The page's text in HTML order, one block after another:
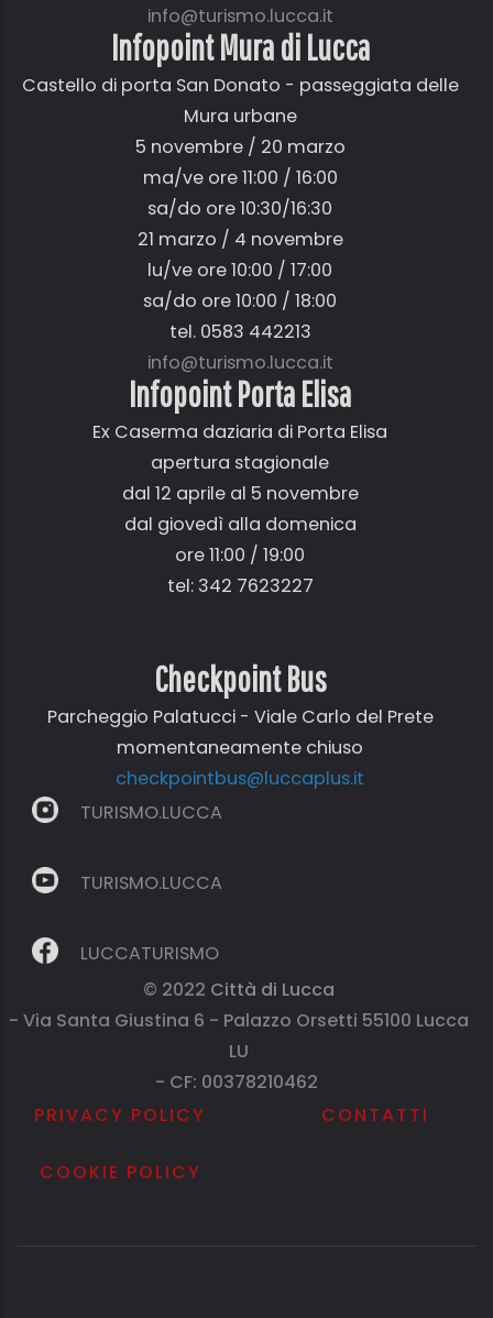
info@turismo.lucca.it
Infopoint Mura di Lucca
Castello di porta San Donato - passeggiata delle
Mura urbane
5 novembre / 20 marzo
ma/ve ore 11:00 / 16:00
sa/do ore 10:30/16:30
21 marzo / 4 novembre
lu/ve ore 10:00 / 17:00
sa/do ore 10:00 / 18:00
tel. 0583 442213
info@turismo.lucca.it
Infopoint Porta Elisa
Ex Caserma daziaria di Porta Elisa
apertura stagionale
dal 12 aprile al 5 novembre
dal giovedì alla domenica
ore 11:00 / 19:00
tel: 342 7623227
Checkpoint Bus
Parcheggio Palatucci - Viale Carlo del Prete
momentaneamente chiuso
checkpointbus@luccaplus.it
TURISMO.LUCCA
TURISMO.LUCCA
LUCCATURISMO
© 2022 Città di Lucca
- Via Santa Giustina 6 - Palazzo Orsetti 55100 Lucca
LU
- CF: 00378210462
PRIVACY POLICY
COOKIE POLICY
CONTATTI